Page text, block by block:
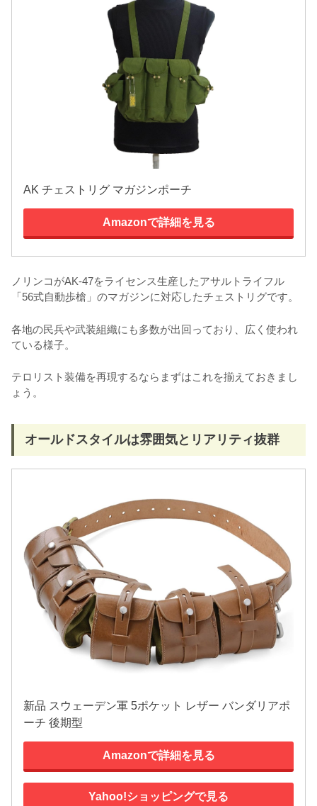
AK チェストリグ マガジンポーチ
Amazonで詳細を見る
ノリンコがAK-47をライセンス生産したアサルトライフル
「56式自動歩槍」のマガジンに対応したチェストリグです。
各地の民兵や武装組織にも多数が出回っており、広く使われ
ている様子。
テロリスト装備を再現するならまずはこれを揃えておきまし
ょう。
オールドスタイルは雰囲気とリアリティ抜群
新品 スウェーデン軍 5ポケット レザー バンダリアポ
ーチ 後期型
Amazonで詳細を見る
Yahoo!ショッピングで見る